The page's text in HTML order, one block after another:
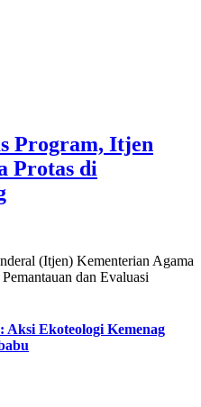
Program, Itjen
Protas di
(Itjen) Kementerian Agama
dan Evaluasi
Aksi Ekoteologi Kemenag